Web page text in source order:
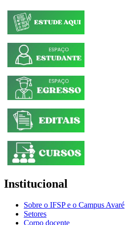
Institucional
Sobre o IFSP e o Campus Avaré
Setores
Corpo docente